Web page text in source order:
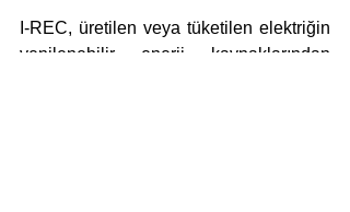
I-REC, üretilen veya tüketilen elektriğin
yenilenebilir enerji kaynaklarından